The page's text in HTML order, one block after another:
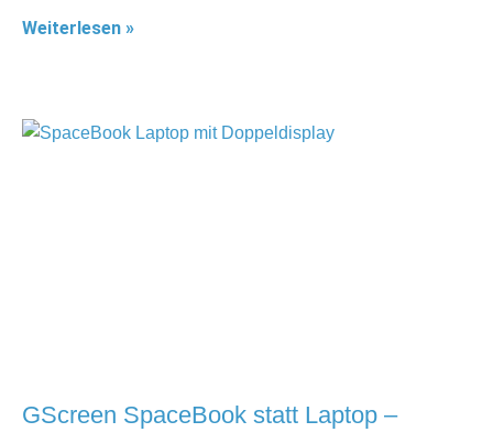
Weiterlesen »
GScreen SpaceBook statt Laptop –